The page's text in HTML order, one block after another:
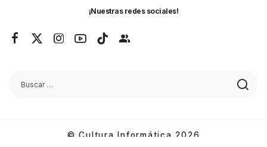
¡Nuestras redes sociales!
© Cultura Informática 2026